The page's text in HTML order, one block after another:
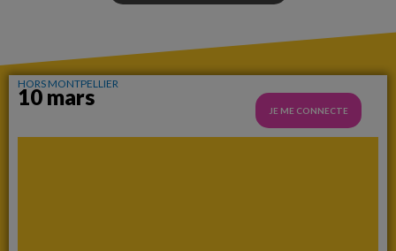
HORS MONTPELLIER
10 mars
JE ME CONNECTE